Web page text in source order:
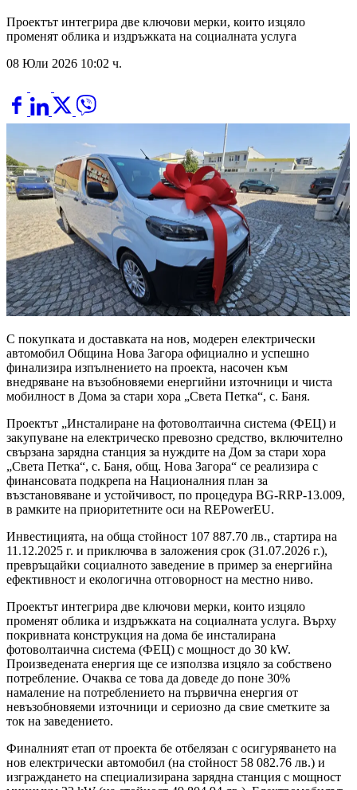
Проектът интегрира две ключови мерки, които изцяло
променят облика и издръжката на социалната услуга
08 Юли 2026 10:02 ч.
С покупката и доставката на нов, модерен електрически
автомобил Община Нова Загора официално и успешно
финализира изпълнението на проекта, насочен към
внедряване на възобновяеми енергийни източници и чиста
мобилност в Дома за стари хора „Света Петка“, с. Баня.
Проектът „Инсталиране на фотоволтаична система (ФЕЦ) и
закупуване на електрическо превозно средство, включително
свързана зарядна станция за нуждите на Дом за стари хора
„Света Петка“, с. Баня, общ. Нова Загора“ се реализира с
финансовата подкрепа на Националния план за
възстановяване и устойчивост, по процедура BG-RRP-13.009,
в рамките на приоритетните оси на REPowerEU.
Инвестицията, на обща стойност 107 887.70 лв., стартира на
11.12.2025 г. и приключва в заложения срок (31.07.2026 г.),
превръщайки социалното заведение в пример за енергийна
ефективност и екологична отговорност на местно ниво.
Проектът интегрира две ключови мерки, които изцяло
променят облика и издръжката на социалната услуга. Върху
покривната конструкция на дома бе инсталирана
фотоволтаична система (ФЕЦ) с мощност до 30 kW.
Произведената енергия ще се използва изцяло за собствено
потребление. Очаква се това да доведе до поне 30%
намаление на потреблението на първична енергия от
невъзобновяеми източници и сериозно да свие сметките за
ток на заведението.
Финалният етап от проекта бе отбелязан с осигуряването на
нов електрически автомобил (на стойност 58 082.76 лв.) и
изграждането на специализирана зарядна станция с мощност